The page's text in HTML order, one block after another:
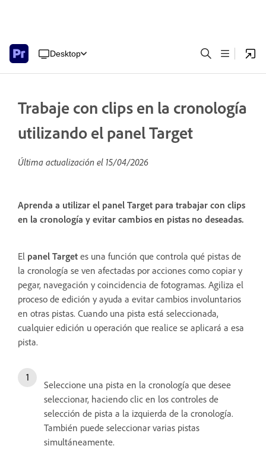
Desktop
Trabaje con clips en la cronología
utilizando el panel Target
Última actualización el 15/04/2026
Aprenda a utilizar el panel Target para trabajar con clips
en la cronología y evitar cambios en pistas no deseadas.
El panel Target es una función que controla qué pistas de
la cronología se ven afectadas por acciones como copiar y
pegar, navegación y coincidencia de fotogramas. Agiliza el
proceso de edición y ayuda a evitar cambios involuntarios
en otras pistas. Cuando una pista está seleccionada,
cualquier edición u operación que realice se aplicará a esa
pista.
Seleccione una pista en la cronología que desee
seleccionar, haciendo clic en los controles de
selección de pista a la izquierda de la cronología.
También puede seleccionar varias pistas
simultáneamente.